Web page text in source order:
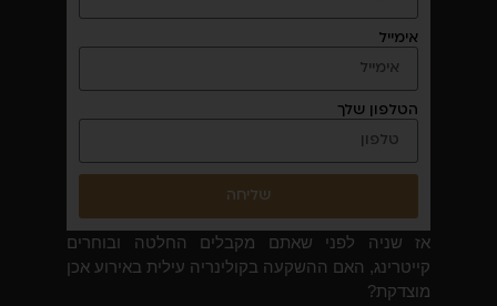
אימייל
הטלפון שלך
שליחה
אז שניה לפני שאתם מקבלים החלטה ובוחרים
קייטרינג, האם ההשקעה בקולינריה עילית באירוע אכן
מוצדקת?